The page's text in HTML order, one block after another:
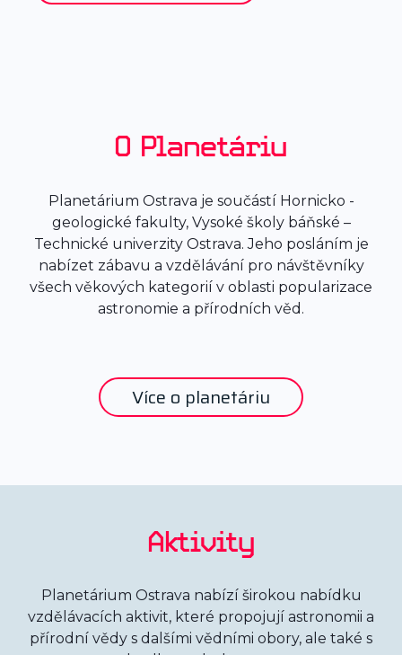
O Planetáriu
Planetárium Ostrava je součástí Hornicko -
geologické fakulty, Vysoké školy báňské –
Technické univerzity Ostrava. Jeho posláním je
nabízet zábavu a vzdělávání pro návštěvníky
všech věkových kategorií v oblasti popularizace
astronomie a přírodních věd.
Více o planetáriu
Aktivity
Planetárium Ostrava nabízí širokou nabídku
vzdělávacích aktivit, které propojují astronomii a
přírodní vědy s dalšími vědními obory, ale také s